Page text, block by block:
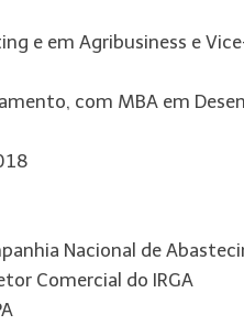
e em Agribusiness e
com MBA em
Nacional de
Comercial do IRGA